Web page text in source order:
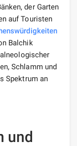
der Garten
auf Touristen
Balchik
Schlamm und
Spektrum an
und